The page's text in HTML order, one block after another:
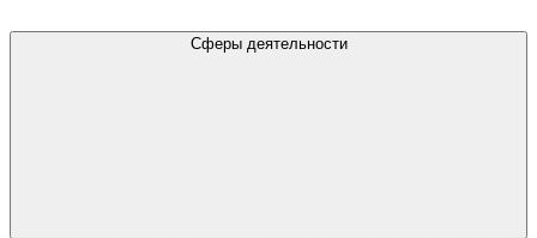
Сферы деятельности